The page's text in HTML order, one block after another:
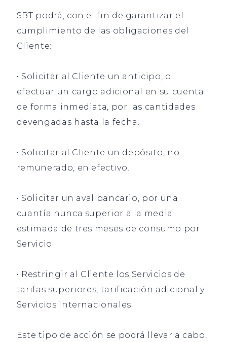
SBT podrá, con el fin de garantizar el
cumplimiento de las obligaciones del
Cliente:
• Solicitar al Cliente un anticipo, o
efectuar un cargo adicional en su cuenta
de forma inmediata, por las cantidades
devengadas hasta la fecha.
• Solicitar al Cliente un depósito, no
remunerado, en efectivo.
• Solicitar un aval bancario, por una
cuantía nunca superior a la media
estimada de tres meses de consumo por
Servicio.
• Restringir al Cliente los Servicios de
tarifas superiores, tarificación adicional y
Servicios internacionales.
Este tipo de acción se podrá llevar a cabo,